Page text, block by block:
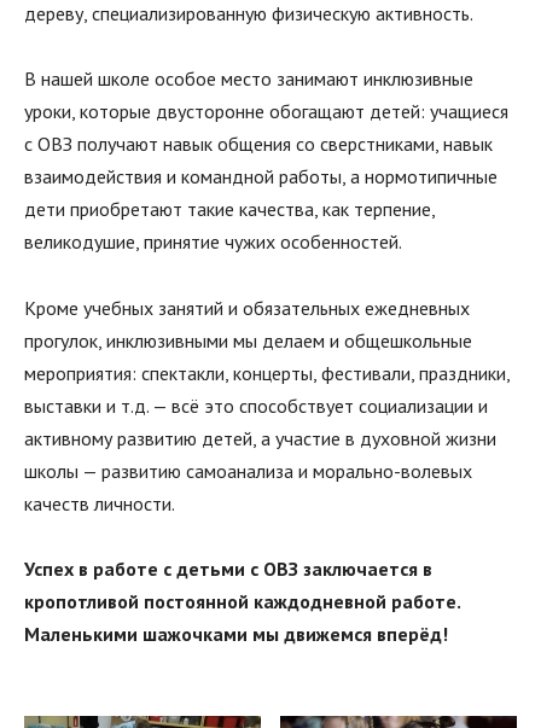
дереву, специализированную физическую активность.
В нашей школе особое место занимают инклюзивные
уроки, которые двусторонне обогащают детей: учащиеся
с ОВЗ получают навык общения со сверстниками, навык
взаимодействия и командной работы, а нормотипичные
дети приобретают такие качества, как терпение,
великодушие, принятие чужих особенностей.
Кроме учебных занятий и обязательных ежедневных
прогулок, инклюзивными мы делаем и общешкольные
мероприятия: спектакли, концерты, фестивали, праздники,
выставки и т.д. — всё это способствует социализации и
активному развитию детей, а участие в духовной жизни
школы — развитию самоанализа и морально-волевых
качеств личности.
Успех в работе с детьми с ОВЗ заключается в
кропотливой постоянной каждодневной работе.
Маленькими шажочками мы движемся вперёд!